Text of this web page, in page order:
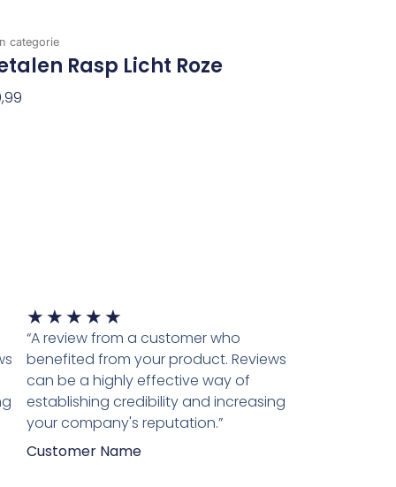
categorie
Rasp Licht Roze
★ ★ ★ ★ ★
5
van
5
“A review from a customer who
benefited from your product. Reviews
can be a highly effective way of
establishing credibility and increasing
your company's reputation.”
Customer Name